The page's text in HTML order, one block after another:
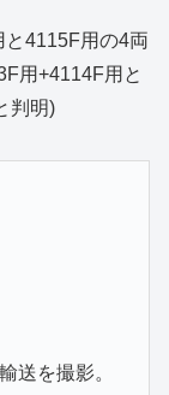
4115F用の4両
用+4114F用と
判明)
送を撮影。